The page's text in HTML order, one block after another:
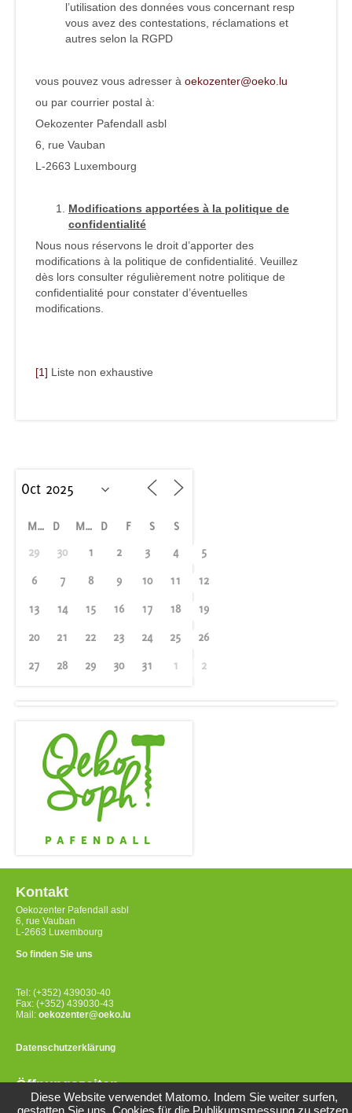
l’utilisation des données vous concernant resp
vous avez des contestations, réclamations et
autres selon la RGPD
vous pouvez vous adresser à oekozenter@oeko.lu
ou par courrier postal à:
Oekozenter Pafendall asbl
6, rue Vauban
L-2663 Luxembourg
Modifications apportées à la politique de
confidentialité
Nous nous réservons le droit d’apporter des
modifications à la politique de confidentialité. Veuillez
dès lors consulter régulièrement notre politique de
confidentialité pour constater d’éventuelles
modifications.
[1] Liste non exhaustive
M D M D F S
S
29
30 1 2 3 4 5
6 7 8 9 10 11 12
13 14 15 16 17 18 19
20 21 22 23 24 25 26
27 28 29 30 31 1 2
Kontakt
Oekozenter Pafendall asbl
6, rue Vauban
L-2663 Luxembourg
So finden Sie uns
Tel: (+352) 439030-40
Fax: (+352) 439030-43
Mail: oekozenter@oeko.lu
Datenschutzerklärung
Öffnungszeiten
Montag bis Freitag
Diese Website verwendet Matomo. Indem Sie weiter surfen,
gestatten Sie uns, Cookies für die Publikumsmessung zu setzen.